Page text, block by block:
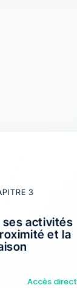
3
ses activités
et la
Accès direct